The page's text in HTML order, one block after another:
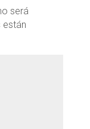
será